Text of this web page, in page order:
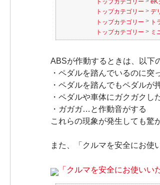
トップカテゴリー
eK
トップカテゴリー > デ
トップカテゴリー > ト
トップカテゴリー > ミ
ABSが作動するときは、以下
・ペダルを踏んでいるのに突
・ペダルを踏んでもペダルが
・ペダルや車体にガクガクし
・ガガガ…と作動音がする
これらの現象が発生しても驚
また、「クルマを安全にお使
「クルマを安全にお使いい